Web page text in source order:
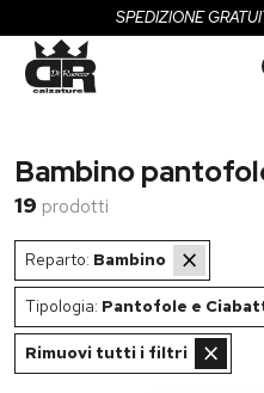
SPEDIZIONE
Uomo
Bambina
Bambino
SALDI
Registrati
Bambino
19 prodotti
Reparto: Bambino ×
Tipologia: Pantofole e
Rimuovi tutti i filtri ×